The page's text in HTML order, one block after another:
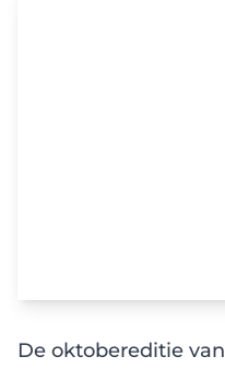
De oktobereditie van